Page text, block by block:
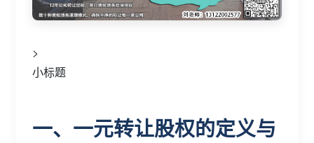
>
小标题
一、一元转让股权的定义与